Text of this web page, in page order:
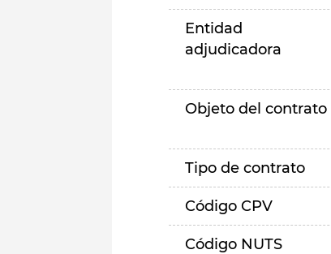
Entidad
adjudicadora
Objeto del contrato
Tipo de contrato
Código CPV
Código NUTS